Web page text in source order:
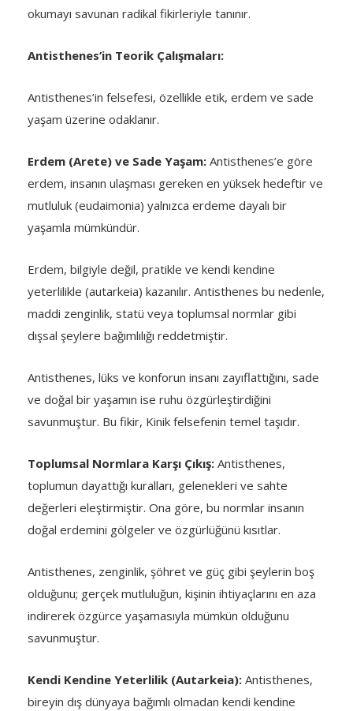
okumayı savunan radikal fikirleriyle tanınır.
Antisthenes’in Teorik Çalışmaları:
Antisthenes’in felsefesi, özellikle etik, erdem ve sade
yaşam üzerine odaklanır.
Erdem (Arete) ve Sade Yaşam: Antisthenes’e göre
erdem, insanın ulaşması gereken en yüksek hedeftir ve
mutluluk (eudaimonia) yalnızca erdeme dayalı bir
yaşamla mümkündür.
Erdem, bilgiyle değil, pratikle ve kendi kendine
yeterlilikle (autarkeia) kazanılır. Antisthenes bu nedenle,
maddi zenginlik, statü veya toplumsal normlar gibi
dışsal şeylere bağımlılığı reddetmiştir.
Antisthenes, lüks ve konforun insanı zayıflattığını, sade
ve doğal bir yaşamın ise ruhu özgürleştirdiğini
savunmuştur. Bu fikir, Kinik felsefenin temel taşıdır.
Toplumsal Normlara Karşı Çıkış: Antisthenes,
toplumun dayattığı kuralları, gelenekleri ve sahte
değerleri eleştirmiştir. Ona göre, bu normlar insanın
doğal erdemini gölgeler ve özgürlüğünü kısıtlar.
Antisthenes, zenginlik, şöhret ve güç gibi şeylerin boş
olduğunu; gerçek mutluluğun, kişinin ihtiyaçlarını en aza
indirerek özgürce yaşamasıyla mümkün olduğunu
savunmuştur.
Kendi Kendine Yeterlilik (Autarkeia): Antisthenes,
bireyin dış dünyaya bağımlı olmadan kendi kendine